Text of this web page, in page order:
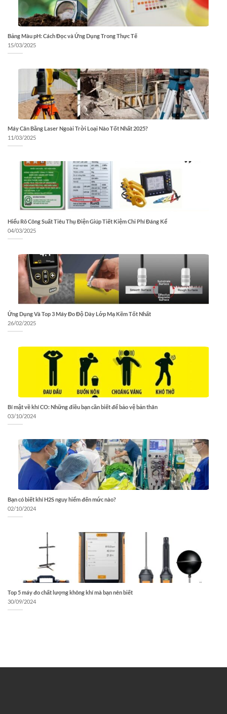
Bảng Màu pH: Cách Đọc và Ứng Dụng Trong Thực Tế
15/03/2025
Máy Cân Bằng Laser Ngoài Trời Loại Nào Tốt Nhất 2025?
11/03/2025
Hiểu Rõ Công Suất Tiêu Thụ Điện Giúp Tiết Kiệm Chi Phí Đáng Kể
04/03/2025
Ứng Dụng Và Top 3 Máy Đo Độ Dày Lớp Mạ Kẽm Tốt Nhất
26/02/2025
Bí mật về khí CO: Những điều bạn cần biết để bảo vệ bản thân
03/10/2024
Bạn có biết khí H2S nguy hiểm đến mức nào?
02/10/2024
Top 5 máy đo chất lượng không khí mà bạn nên biết
30/09/2024